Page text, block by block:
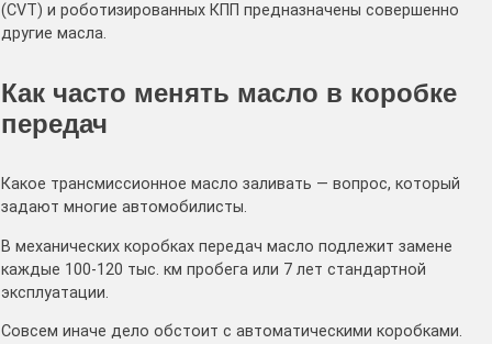
(CVT) и роботизированных КПП предназначены совершенно
другие масла.
Как часто менять масло в коробке
передач
Какое трансмиссионное масло заливать — вопрос, который
задают многие автомобилисты.
В механических коробках передач масло подлежит замене
каждые 100-120 тыс. км пробега или 7 лет стандартной
эксплуатации.
Совсем иначе дело обстоит с автоматическими коробками.